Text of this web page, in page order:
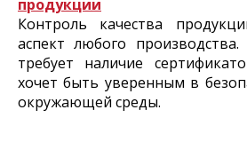
продукции
Контроль качества
аспект любого производства.
требует наличие
хочет быть уверенным в
окружающей среды.